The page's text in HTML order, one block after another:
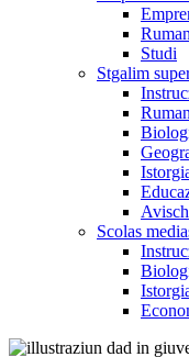
Studi
Stgalim
Scolas